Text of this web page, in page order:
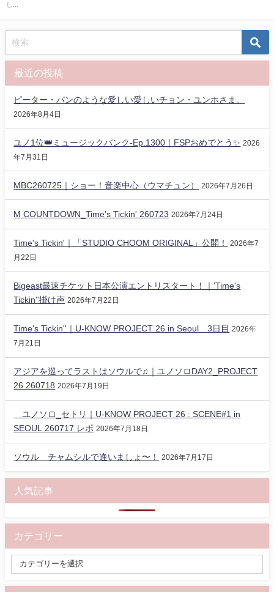
し...
最近の投稿
ピーター・パンのような愛しい愛しいチョン・ユンホさま。
2026年8月4日
ユノ1位👑ミュージックバンク-Ep.1300｜FSPおめでとう✨️ 2026
年7月31日
MBC260725｜ショー！音楽中心（ウマチュン） 2026年7月26日
M COUNTDOWN_Time's Tickin' 260723 2026年7月24日
Time's Tickin'｜「STUDIO CHOOM ORIGINAL」公開！
2026年7
月22日
Bigeast最速チケット日本公演エントリスタート！｜'Time's
Tickin''掛け声 2026年7月22日
Time's Tickin''｜U-KNOW PROJECT 26 in Seoul 3日目
2026年
7月21日
アジアを巡ってラストはソウルで♫｜ユノソロDAY2_PROJECT
26 260718 2026年7月19日
ユノソロ_セトリ｜U-KNOW PROJECT 26 : SCENE#1 in
SEOUL 260717 レポ 2026年7月18日
ソウル チャムシルで逢いましょ〜！ 2026年7月17日
人気記事
カテゴリー